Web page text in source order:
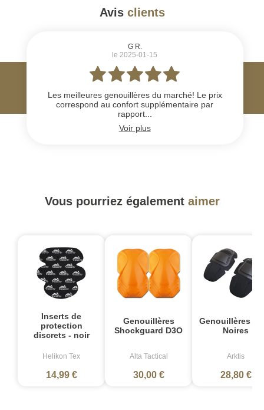
Avis clients
G R.
le 2025-01-15
Les meilleures genouillères du marché! Le prix
correspond au confort supplémentaire par
rapport...
Voir plus
Vous pourriez également aimer
Inserts de
protection
discrets - noir
Helikon Tex
14,99 €
Genouillères
Shockguard D3O
Alta Tactical
30,00 €
Genouillères
Noires
Arktis
28,80 €